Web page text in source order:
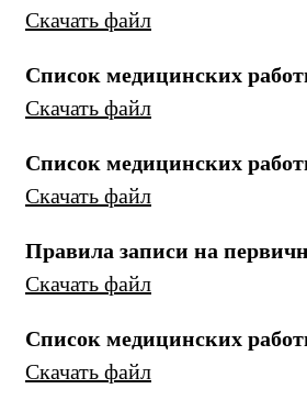
Скачать файл
Список медицинских
Скачать файл
Список медицинских
Скачать файл
Правила записи на
Скачать файл
Список медицинских
Скачать файл